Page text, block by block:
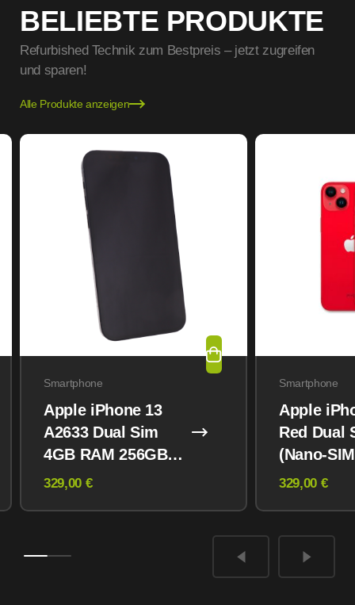
BELIEBTE PRODUKTE
Refurbished Technik zum Bestpreis – jetzt zugreifen
und sparen!
Alle Produkte anzeigen
Smartphone
Apple iPhone 13
A2633 Dual Sim
4GB RAM 256GB
Midnight
329,00 €
Smartphone
Apple
Red Dual
(Nano-
eSIM)
329,00 €